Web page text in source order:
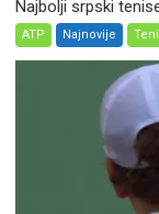
Najbolji srpski
ATP Najnovije